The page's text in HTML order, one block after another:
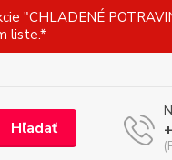
"CHLADENÉ
liste.*
Hľadať